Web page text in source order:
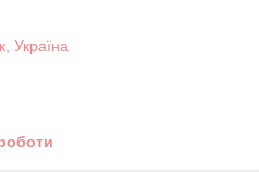
Україна